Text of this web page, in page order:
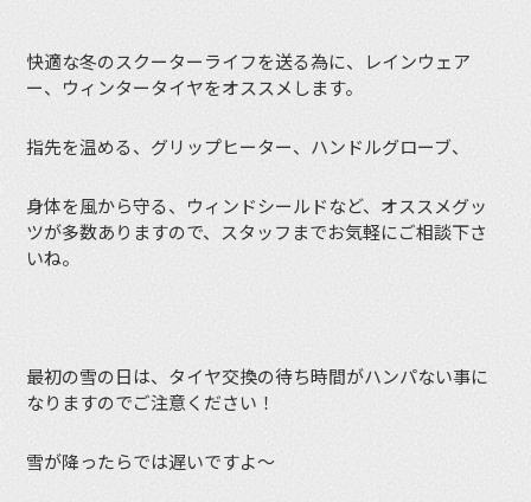
快適な冬のスクーターライフを送る為に、レインウェア
ー、ウィンタータイヤをオススメします。
指先を温める、グリップヒーター、ハンドルグローブ、
身体を風から守る、ウィンドシールドなど、オススメグッ
ツが多数ありますので、スタッフまでお気軽にご相談下さ
いね。
最初の雪の日は、タイヤ交換の待ち時間がハンパない事に
なりますのでご注意ください！
雪が降ったらでは遅いですよ〜